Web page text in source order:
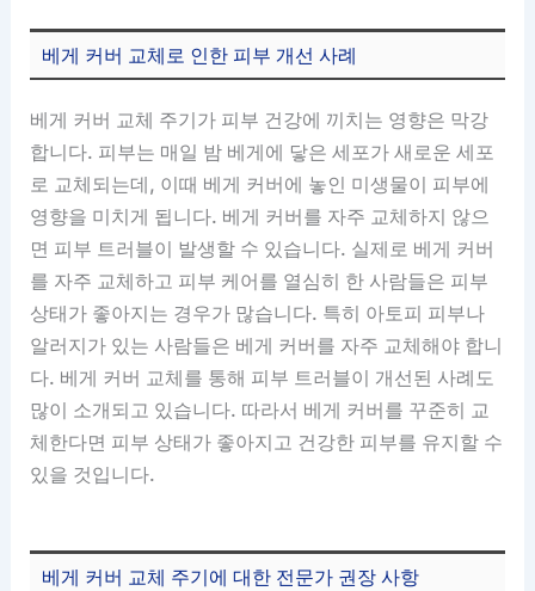
베게 커버 교체로 인한 피부 개선 사례
베게 커버 교체 주기가 피부 건강에 끼치는 영향은 막강
합니다. 피부는 매일 밤 베게에 닿은 세포가 새로운 세포
로 교체되는데, 이때 베게 커버에 놓인 미생물이 피부에
영향을 미치게 됩니다. 베게 커버를 자주 교체하지 않으
면 피부 트러블이 발생할 수 있습니다. 실제로 베게 커버
를 자주 교체하고 피부 케어를 열심히 한 사람들은 피부
상태가 좋아지는 경우가 많습니다. 특히 아토피 피부나
알러지가 있는 사람들은 베게 커버를 자주 교체해야 합니
다. 베게 커버 교체를 통해 피부 트러블이 개선된 사례도
많이 소개되고 있습니다. 따라서 베게 커버를 꾸준히 교
체한다면 피부 상태가 좋아지고 건강한 피부를 유지할 수
있을 것입니다.
베게 커버 교체 주기에 대한 전문가 권장 사항